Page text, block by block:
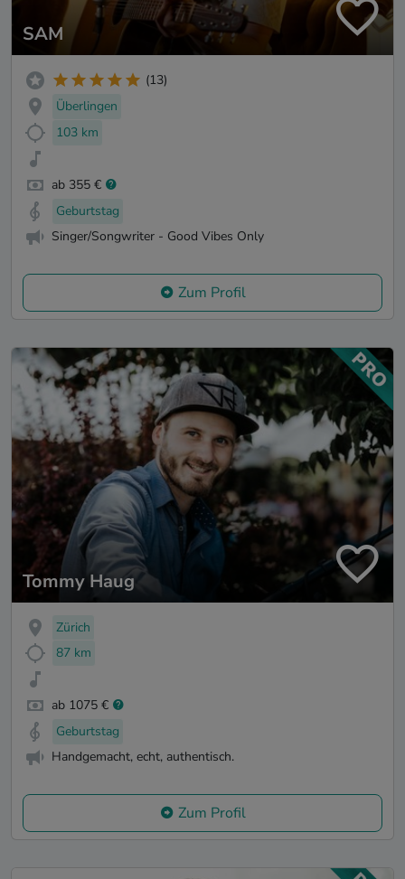
SAM
(13)
Überlingen
103 km
ab 355 €
Geburtstag
Singer/Songwriter - Good Vibes Only
Zum Profil
Tommy Haug
Zürich
87 km
ab 1075 €
Geburtstag
Handgemacht, echt, authentisch.
Zum Profil